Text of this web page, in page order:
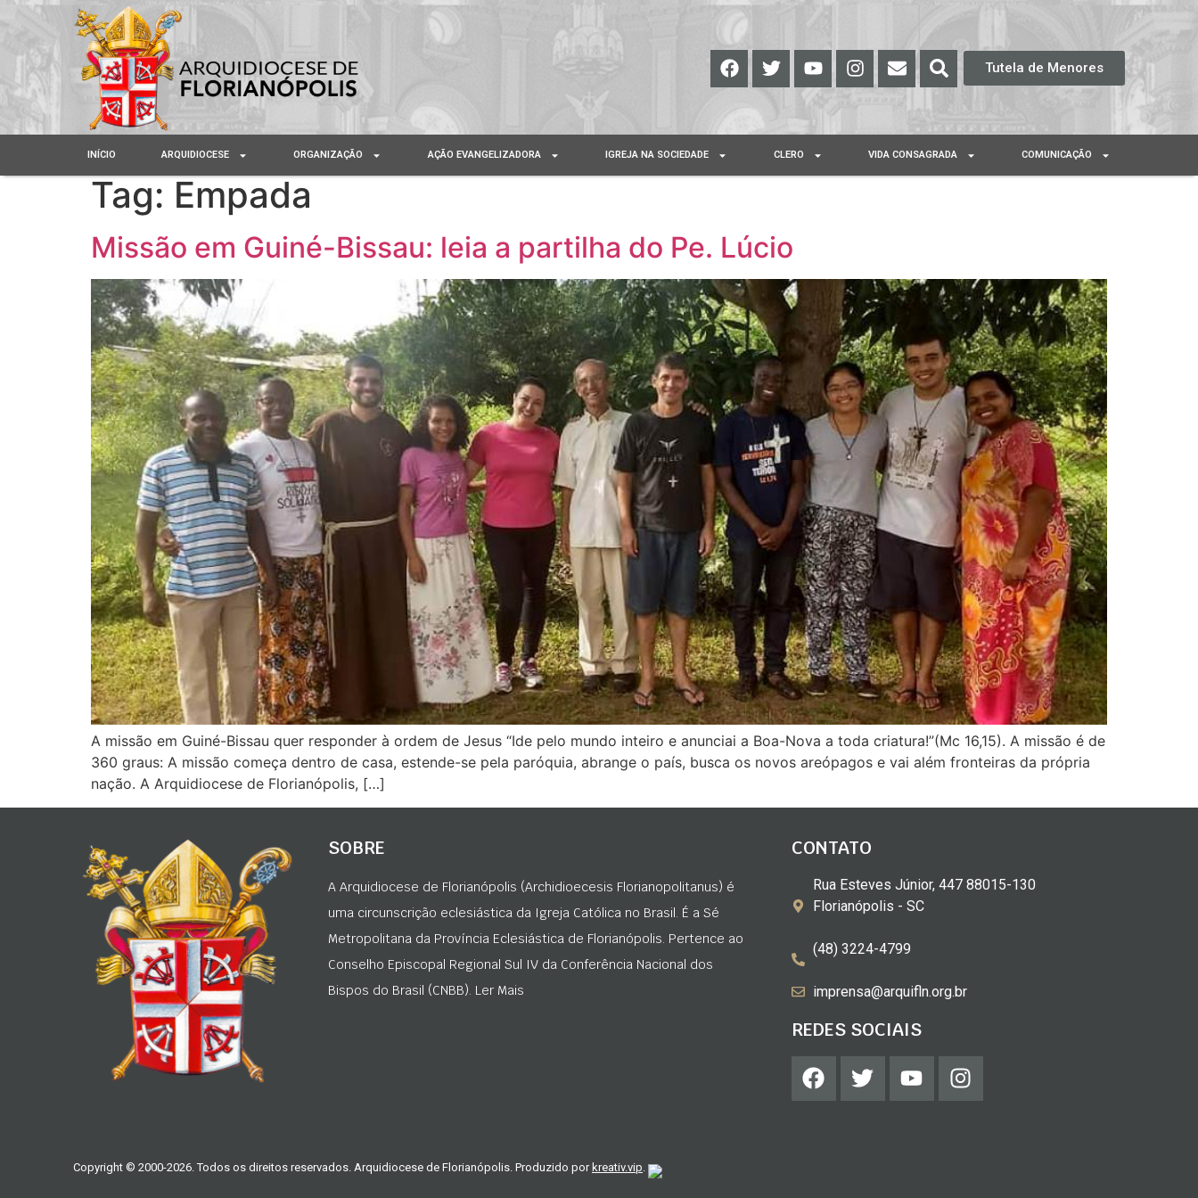
Tutela de Menores
INÍCIO ARQUIDIOCESE ORGANIZAÇÃO AÇÃO EVANGELIZADORA IGREJA NA SOCIEDADE CLERO VIDA CONSAGRADA COMUNICAÇÃO
Tag: Empada
Missão em Guiné-Bissau: leia a partilha do Pe. Lúcio
A missão em Guiné-Bissau quer responder à ordem de Jesus “Ide pelo mundo inteiro e anunciai a Boa-Nova a toda criatura!”(Mc 16,15). A missão é de
360 graus: A missão começa dentro de casa, estende-se pela paróquia, abrange o país, busca os novos areópagos e vai além fronteiras da própria
nação. A Arquidiocese de Florianópolis, […]
SOBRE
A Arquidiocese de Florianópolis (Archidioecesis Florianopolitanus) é
uma circunscrição eclesiástica da Igreja Católica no Brasil. É a Sé
Metropolitana da Província Eclesiástica de Florianópolis. Pertence ao
Conselho Episcopal Regional Sul IV da Conferência Nacional dos
Bispos do Brasil (CNBB). Ler Mais
CONTATO
Rua Esteves Júnior, 447 88015-130
Florianópolis - SC
(48) 3224-4799
imprensa@arquifln.org.br
REDES SOCIAIS
Copyright © 2000-2026. Todos os direitos reservados. Arquidiocese de Florianópolis. Produzido porkreativ.vip